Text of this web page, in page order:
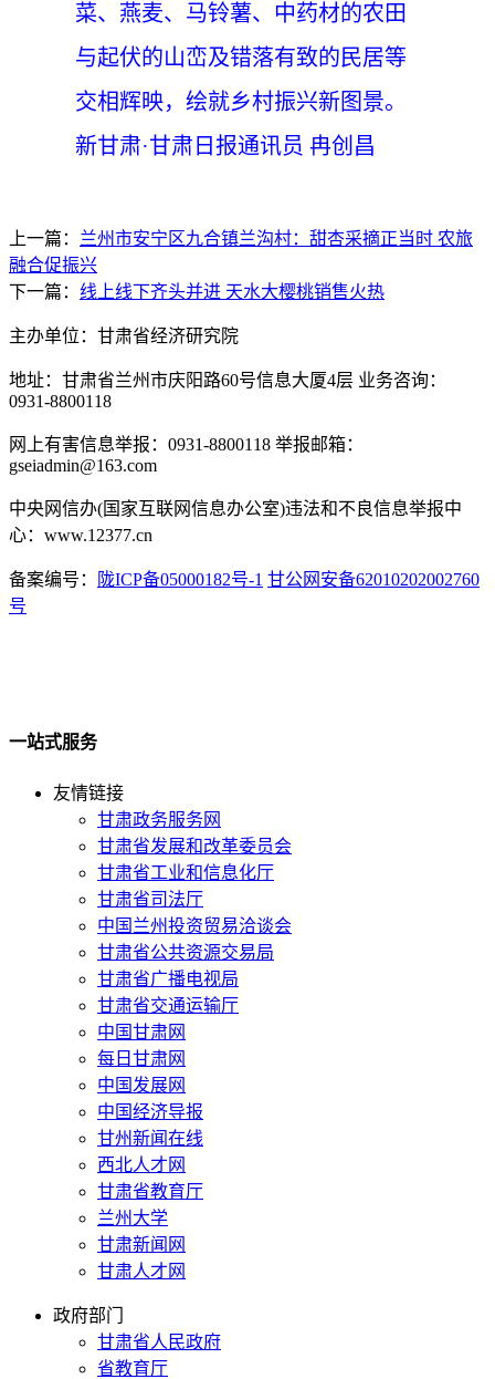
菜、燕麦、马铃薯、中药材的农田
与起伏的山峦及错落有致的民居等
交相辉映，绘就乡村振兴新图景。
新甘肃·甘肃日报通讯员 冉创昌
上一篇： 兰州市安宁区九合镇兰沟村：甜杏采摘正当时 农旅
融合促振兴
下一篇： 线上线下齐头并进 天水大樱桃销售火热
主办单位：甘肃省经济研究院
地址：甘肃省兰州市庆阳路60号信息大厦4层 业务咨询：
0931-8800118
网上有害信息举报：0931-8800118 举报邮箱：
gseiadmin@163.com
中央网信办(国家互联网信息办公室)违法和不良信息举报中
心：www.12377.cn
备案编号： 陇ICP备05000182号-1 甘公网安备62010202002760
号
一站式服务
友情链接
甘肃政务服务网
甘肃省发展和改革委员会
甘肃省工业和信息化厅
甘肃省司法厅
中国兰州投资贸易洽谈会
甘肃省公共资源交易局
甘肃省广播电视局
甘肃省交通运输厅
中国甘肃网
每日甘肃网
中国发展网
中国经济导报
甘州新闻在线
西北人才网
甘肃省教育厅
兰州大学
甘肃新闻网
甘肃人才网
政府部门
甘肃省人民政府
省教育厅